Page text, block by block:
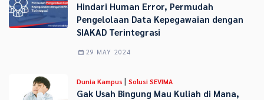
Hindari Human Error, Permudah
Pengelolaan Data Kepegawaian dengan
SIAKAD Terintegrasi
29 MAY 2024
Dunia Kampus | Solusi SEVIMA
Gak Usah Bingung Mau Kuliah di Mana,